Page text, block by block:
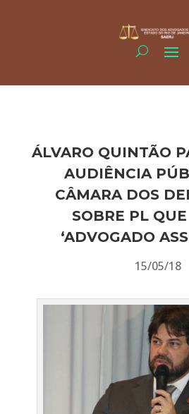
ÁLVARO QUINTÃO
AUDIÊNCIA
CÂMARA DOS
SOBRE PL
‘ADVOGADO
15/05/18